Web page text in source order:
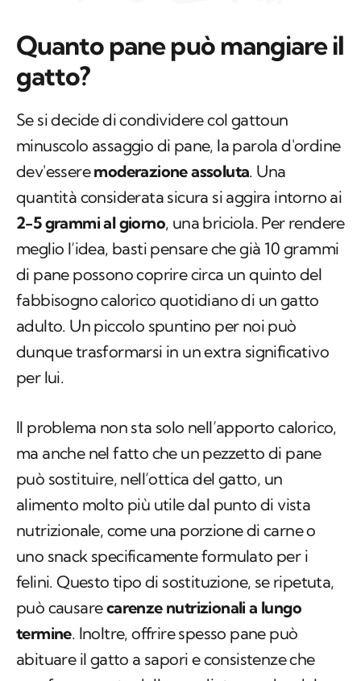
Quanto pane può mangiare il
gatto?
Se si decide di condividere col gattoun
minuscolo assaggio di pane, la parola d'ordine
dev'esseremoderazione assoluta. Una
quantità considerata sicura si aggira intorno ai
2-5 grammi al giorno, una briciola. Per rendere
meglio l’idea, basti pensare che già 10 grammi
di pane possono coprire circa un quinto del
fabbisogno calorico quotidiano di un gatto
adulto. Un piccolo spuntino per noi può
dunque trasformarsi in un extra significativo
per lui.
Il problema non sta solo nell’apporto calorico,
ma anche nel fatto che un pezzetto di pane
può sostituire, nell’ottica del gatto, un
alimento molto più utile dal punto di vista
nutrizionale, come una porzione di carne o
uno snack specificamente formulato per i
felini. Questo tipo di sostituzione, se ripetuta,
può causarecarenze nutrizionali a lungo
termine. Inoltre, offrire spesso pane può
abituare il gatto a sapori e consistenze che